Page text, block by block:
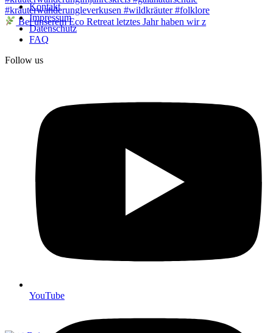
Bei unserem Eco Retreat letztes Jahr haben wir z
Kontakt
Impressum
Datenschutz
FAQ
Follow us
YouTube